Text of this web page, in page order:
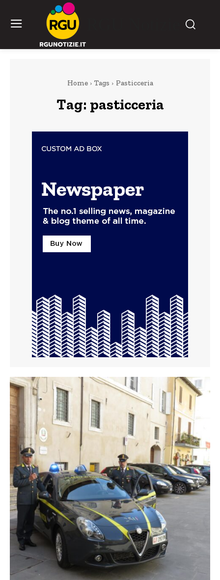
Home Tags Pasticceria
Tag: pasticceria